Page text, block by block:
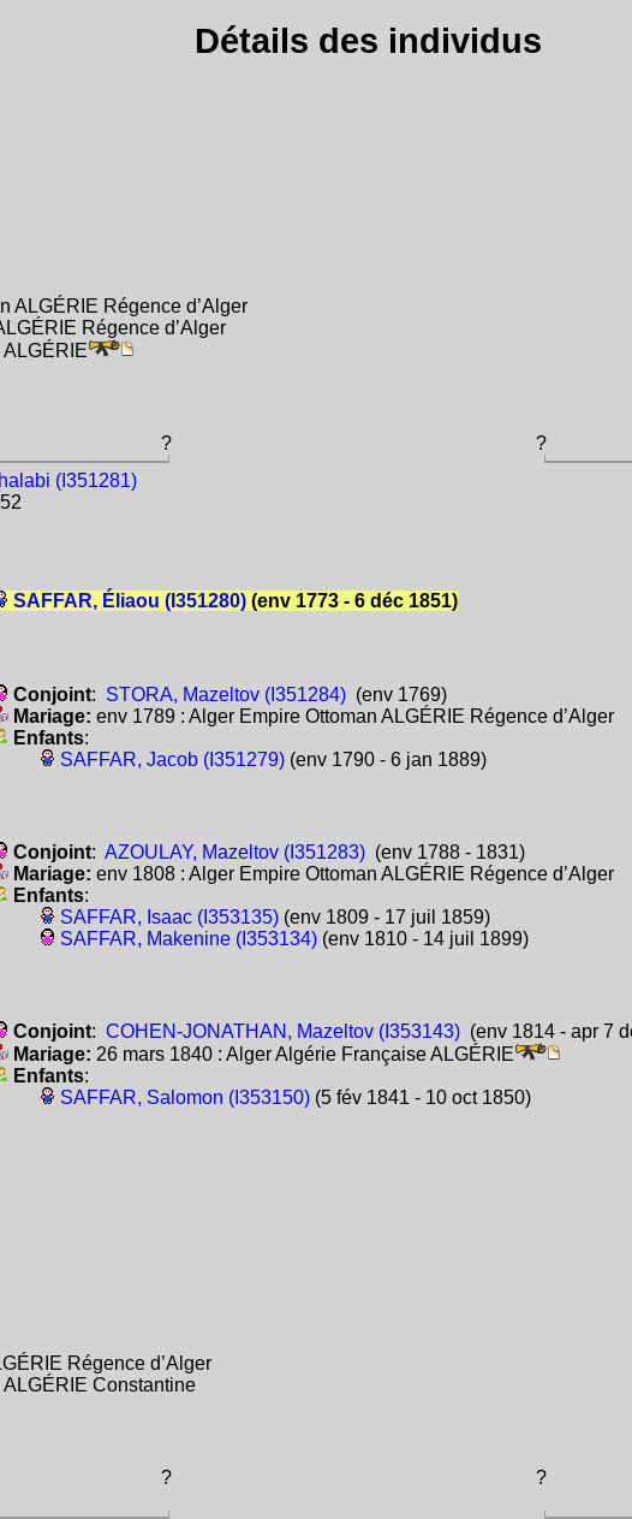
Détails des individus
ALGÉRIE Régence d’Alger
Régence d’Alger
?
?
(I351281)
SAFFAR, Éliaou (I351280) (env 1773 - 6 déc 1851)
Conjoint: STORA, Mazeltov (I351284) (env 1769)
Mariage:env 1789 : Alger Empire Ottoman ALGÉRIE Régence d’Alger
Enfants:
SAFFAR, Jacob (I351279) (env 1790 - 6 jan 1889)
Conjoint:AZOULAY, Mazeltov (I351283) (env 1788 - 1831)
Mariage:env 1808 : Alger Empire Ottoman ALGÉRIE Régence d’Alger
Enfants:
SAFFAR, Isaac (I353135) (env 1809 - 17 juil 1859)
SAFFAR, Makenine (I353134) (env 1810 - 14 juil 1899)
Conjoint:COHEN-JONATHAN, Mazeltov (I353143) (env 1814 - apr 7
Mariage: 26 mars 1840 : Alger Algérie Française ALGÉRIE
Enfants:
SAFFAR, Salomon (I353150) (5 fév 1841 - 10 oct 1850)
Régence d’Alger
Constantine
? ?